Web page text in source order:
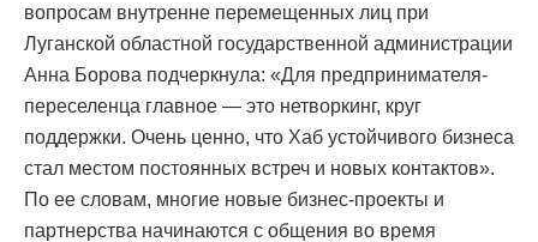
вопросам внутренне перемещенных лиц при
Луганской областной государственной администрации
Анна Борова подчеркнула: «Для предпринимателя-
переселенца главное — это нетворкинг, круг
поддержки. Очень ценно, что Хаб устойчивого бизнеса
стал местом постоянных встреч и новых контактов».
По ее словам, многие новые бизнес-проекты и
партнерства начинаются с общения во время